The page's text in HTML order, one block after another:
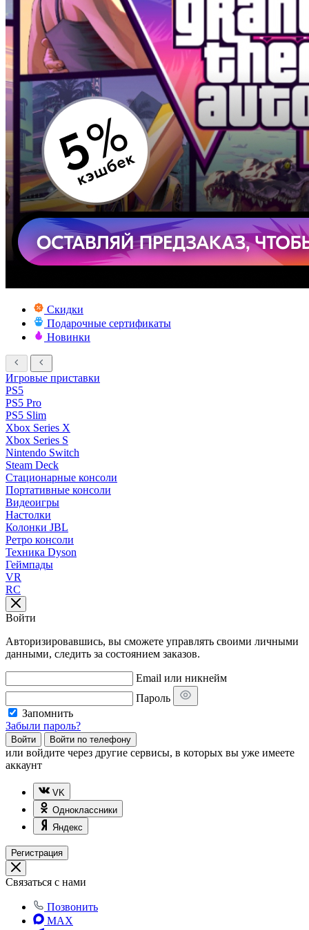
Скидки
Подарочные сертификаты
Новинки
Игровые приставки
PS5
PS5 Pro
PS5 Slim
Xbox Series X
Xbox Series S
Nintendo Switch
Steam Deck
Стационарные консоли
Портативные консоли
Видеоигры
Настолки
Колонки JBL
Ретро консоли
Техника Dyson
Геймпады
VR
RC
Войти
Авторизировавшись, вы сможете управлять своими личными
данными, следить за состоянием заказов.
Email или никнейм
Пароль
Запомнить
Забыли пароль?
Войти Войти по телефону
или войдите через другие сервисы, в которых вы уже имеете
аккаунт
VK
Одноклассники
Яндекс
Регистрация
Связаться с нами
Позвонить
MAX